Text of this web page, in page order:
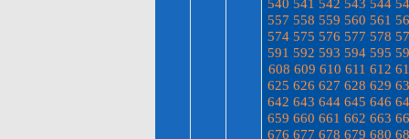
540 541 542 543 544
557 558 559 560 561
574 575 576 577 578
591 592 593 594 595
608 609 610 611 612
625 626 627 628 629
642 643 644 645 646
659 660 661 662 663
676 677 678 679 680